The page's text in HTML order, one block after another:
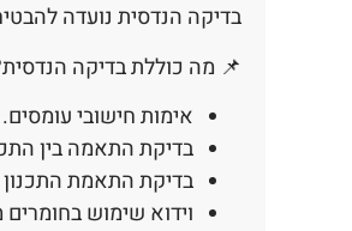
בדיקה הנדסית נועדה
📌 מה כוללת בדיקה
אימות חישובי עומסים.
בדיקת התאמה בין
בדיקת התאמת
וידוא שימוש